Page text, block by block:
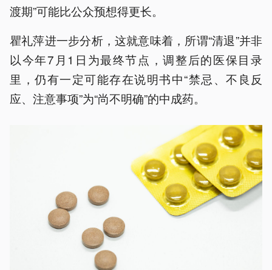
渡期”可能比公众预想得更长。
瞿礼萍进一步分析，这就意味着，所谓“清退”并非
以今年7月1日为最终节点，调整后的医保目录
里，仍有一定可能存在说明书中“禁忌、不良反
应、注意事项”为“尚不明确”的中成药。